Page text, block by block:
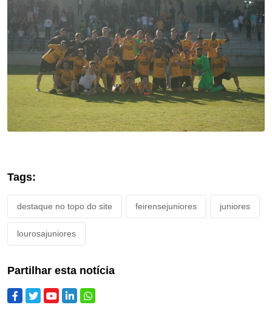
Tags:
destaque no topo do site feirensejuniores juniores
lourosajuniores
Partilhar esta notícia